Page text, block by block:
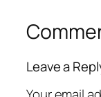
Leave a